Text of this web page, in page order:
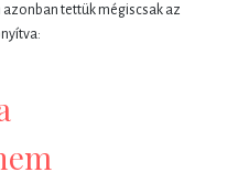
tettük mégiscsak az